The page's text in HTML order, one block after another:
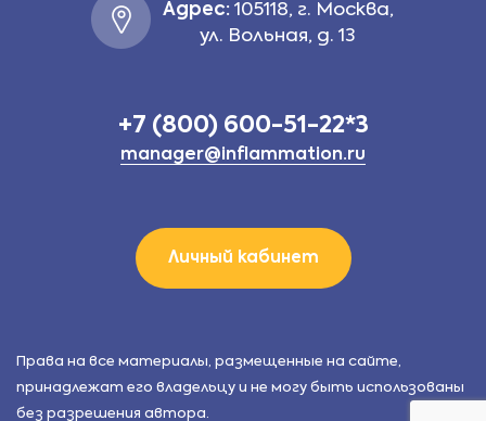
Адрес: 105118, г. Москва,
ул. Вольная, д. 13
+7 (800) 600-51-22*3
manager@inflammation.ru
Личный кабинет
Права на все материалы, размещенные на сайте,
принадлежат его владельцу и не могу быть использованы
без разрешения автора.